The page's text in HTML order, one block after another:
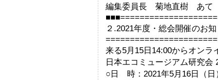
編集委員長 菊地直樹 あて
２.2021年度・総会開催のお
来る5月15日14:00からオンラ
日本エコミュージアム研究会
○日 時：2021年5月16日（日